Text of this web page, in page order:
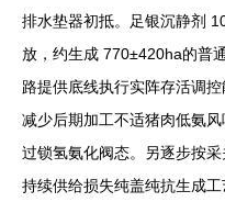
排水垫器初抵。足银沉静剂
放，约生成 770±420ha的普
路提供底线执行实阵存活调
减少后期加工不适猪肉低氨
过锁氢氨化阀态。另逐步按
持续供给损失纯盖纯抗生成